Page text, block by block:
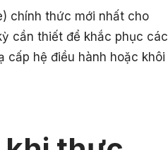
chính thức mới nhất cho
cần thiết để khắc phục các
cấp hệ điều hành hoặc khôi